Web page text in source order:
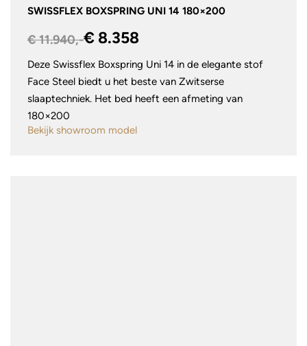
SWISSFLEX BOXSPRING UNI 14 180×200
€ 11.940,-€ 8.358
Deze Swissflex Boxspring Uni 14 in de elegante stof
Face Steel biedt u het beste van Zwitserse
slaaptechniek. Het bed heeft een afmeting van
180×200
Bekijk showroom model